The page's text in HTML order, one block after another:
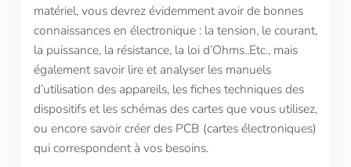
matériel, vous devrez évidemment avoir de bonnes
connaissances en électronique : la tension, le courant,
la puissance, la résistance, la loi d’Ohms..Etc., mais
également savoir lire et analyser les manuels
d’utilisation des appareils, les fiches techniques des
dispositifs et les schémas des cartes que vous utilisez,
ou encore savoir créer des PCB (cartes électroniques)
qui correspondent à vos besoins.